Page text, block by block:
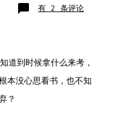
看
书
有 2 条评论
道到时候拿什么来考，
本没心思看书，也不知
？